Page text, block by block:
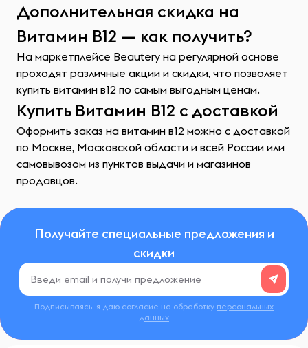
Дополнительная скидка на
Витамин B12 — как получить?
На маркетплейсе Beautery на регулярной основе
проходят различные акции и скидки, что позволяет
купить витамин в12 по самым выгодным ценам.
Купить Витамин B12 с доставкой
Оформить заказ на витамин в12 можно с доставкой
по Москве, Московской области и всей России или
самовывозом из пунктов выдачи и магазинов
продавцов.
Получайте специальные предложения и
скидки
Подписываясь, я даю согласие на обработку персональных
данных